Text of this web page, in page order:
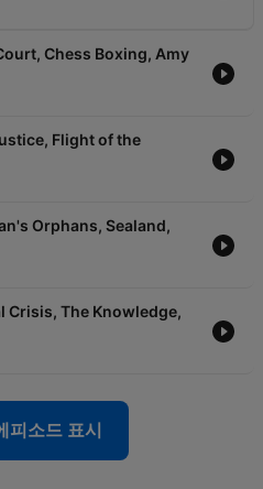
Chess Boxing, Amy
Flight of the
Orphans, Sealand,
Crisis, The Knowledge,
피소드 표시